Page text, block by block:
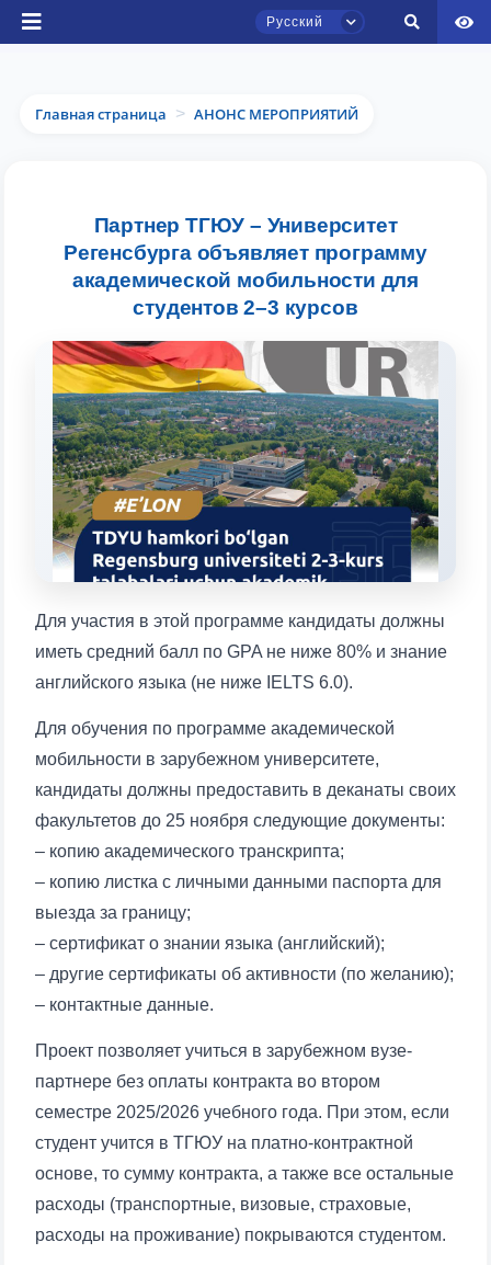
Русский
Ваше имя и фамилия
Ваш номер телефона
Почта
отправить
Главная страница > АНОНС МЕРОПРИЯТИЙ
Партнер ТГЮУ – Университет
Регенсбурга объявляет программу
академической мобильности для
студентов 2–3 курсов
Для участия в этой программе кандидаты должны
иметь средний балл по GPA не ниже 80% и знание
английского языка (не ниже IELTS 6.0).
Для обучения по программе академической
мобильности в зарубежном университете,
кандидаты должны предоставить в деканаты своих
факультетов до 25 ноября следующие документы:
– копию академического транскрипта;
– копию листка с личными данными паспорта для
выезда за границу;
– сертификат о знании языка (английский);
– другие сертификаты об активности (по желанию);
– контактные данные.
Проект позволяет учиться в зарубежном вузе-
партнере без оплаты контракта во втором
семестре 2025/2026 учебного года. При этом, если
студент учится в ТГЮУ на платно-контрактной
основе, то сумму контракта, а также все остальные
расходы (транспортные, визовые, страховые,
расходы на проживание) покрываются студентом.
Онлайн
Здравствуйте! Добро пожаловать в чат
приёмной комиссии ТГЮУ.
Оставляйте здесь свои обращения по
вопросам приёма.
Выберите тему — затем появятся
конкретные вопросы:
2. Документы (магистр) (4)
3. Собеседование (бакалавр) (8)
4. Собеседование (магистр) (5)
6. Онлайн-заявки (15) 7. Колл-центр (4)
8. Квота (бакалавриат) (1) 9. Квота (магистратура) (1)